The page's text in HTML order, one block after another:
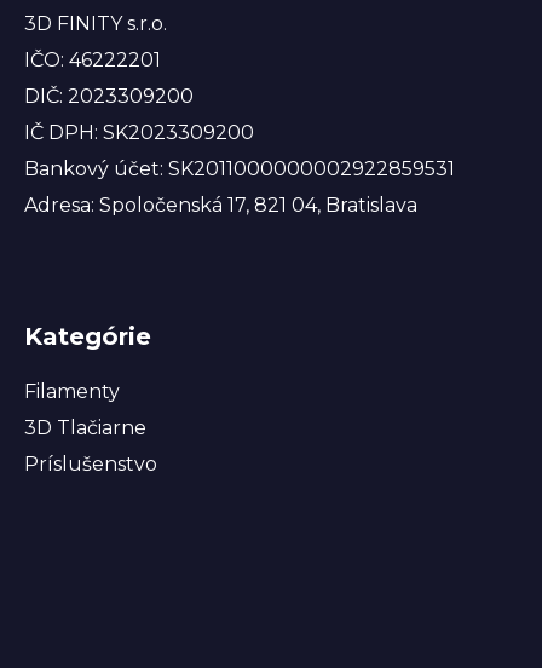
3D FINITY s.r.o.
IČO: 46222201
DIČ: 2023309200
IČ DPH: SK2023309200
Bankový účet: SK2011000000002922859531
Adresa: Spoločenská 17, 821 04, Bratislava
Kategórie
Filamenty
3D Tlačiarne
Príslušenstvo